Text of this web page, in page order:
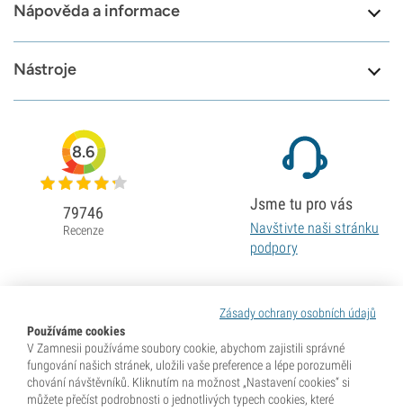
Nápověda a informace
Nástroje
Zásady ochrany osobních údajů
Používáme cookies
V Zamnesii používáme soubory cookie, abychom zajistili správné
fungování našich stránek, uložili vaše preference a lépe porozuměli
chování návštěvníků. Kliknutím na možnost „Nastavení cookies“ si
můžete přečíst podrobnosti o jednotlivých typech cookies, které
8.6
79746
Recenze
Jsme tu pro vás
Navštivte naši stránku
podpory